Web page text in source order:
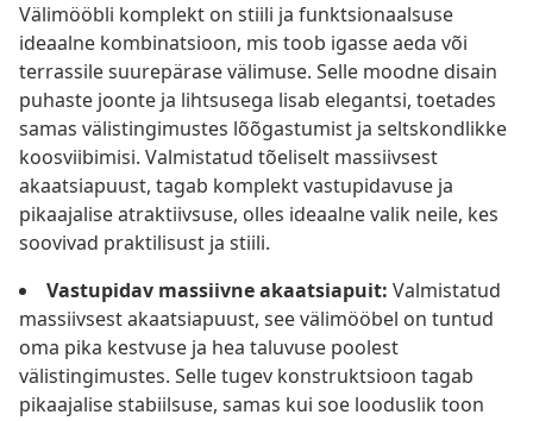
Välimööbli komplekt on stiili ja funktsionaalsuse
ideaalne kombinatsioon, mis toob igasse aeda või
terrassile suurepärase välimuse. Selle moodne disain
puhaste joonte ja lihtsusega lisab elegantsi, toetades
samas välistingimustes lõõgastumist ja seltskondlikke
koosviibimisi. Valmistatud tõeliselt massiivsest
akaatsiapuust, tagab komplekt vastupidavuse ja
pikaajalise atraktiivsuse, olles ideaalne valik neile, kes
soovivad praktilisust ja stiili.
Vastupidav massiivne akaatsiapuit: Valmistatud
massiivsest akaatsiapuust, see välimööbel on tuntud
oma pika kestvuse ja hea taluvuse poolest
välistingimustes. Selle tugev konstruktsioon tagab
pikaajalise stabiilsuse, samas kui soe looduslik toon